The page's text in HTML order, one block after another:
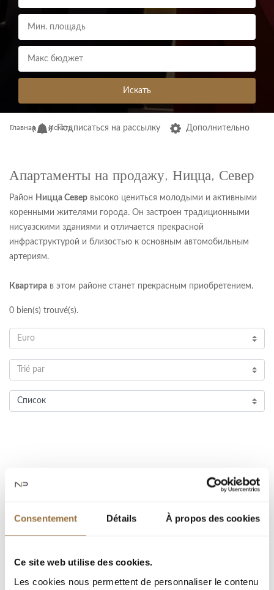
Consentement Détails À propos des cookies
Ce site web utilise des cookies.
Les cookies nous permettent de personnaliser le contenu
Искать
Подписаться на рассылку Дополнительно
Главная Искать
Апартаменты на продажу, Ницца, Север
Район Ницца Север высоко цениться молодыми и активными
коренными жителями города. Он застроен традиционными
нисуазскими зданиями и отличается прекрасной
инфраструктурой и близостью к основным автомобильным
артериям.
Квартира в этом районе станет прекрасным приобретением.
0 bien(s) trouvé(s).
Euro
Trié par
Список
СОХРАНИТЕ КРИТЕРИИ ПОИСКА, ЧТОБЫ
ОПОВЕЩЕНИЯ ПО ЭЛЕКТРОННОЙ ПОЧТЕ.